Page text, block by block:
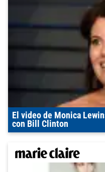
El video de Monica
con Bill Clinton